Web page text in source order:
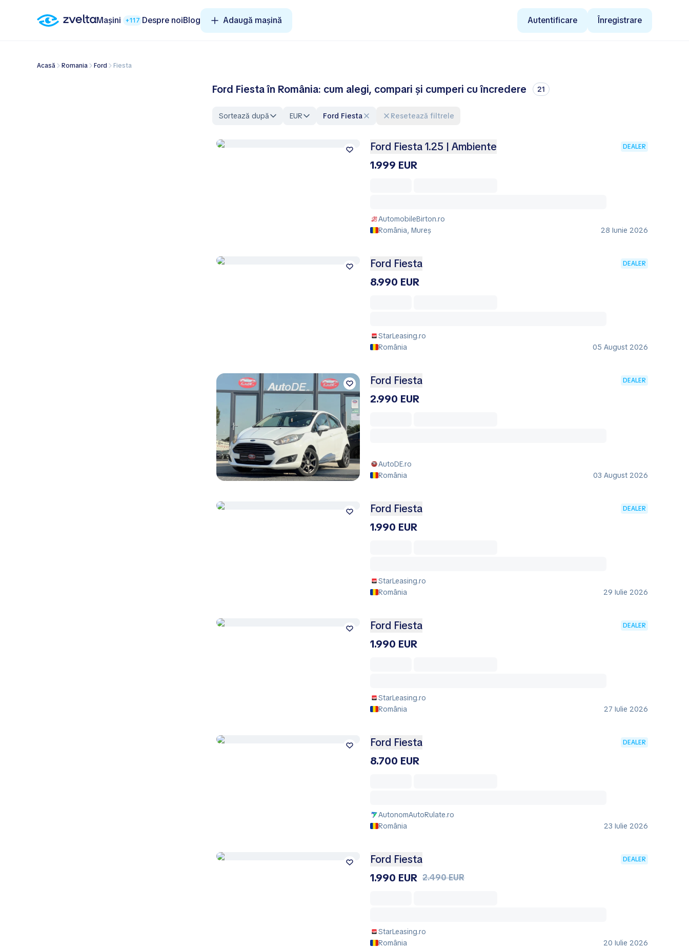
Mașini +117 Despre noiBlog Adaugă mașină Autentificare Înregistrare
Acasă Romania Ford Fiesta
Ford Fiesta în România: cum alegi, compari și cumperi cu încredere 21
Sortează după EUR Ford Fiesta Resetează filtrele
Ford Fiesta 1.25 | Ambiente DEALER
1.999 EUR
AutomobileBirton.ro
România, Mureș
28 Iunie 2026
Ford Fiesta DEALER
8.990 EUR
StarLeasing.ro
România
05 August 2026
Ford Fiesta DEALER
2.990 EUR
AutoDE.ro
România
03 August 2026
Ford Fiesta DEALER
1.990 EUR
StarLeasing.ro
România
29 Iulie 2026
Ford Fiesta DEALER
1.990 EUR
StarLeasing.ro
România
27 Iulie 2026
Ford Fiesta DEALER
8.700 EUR
AutonomAutoRulate.ro
România
23 Iulie 2026
Ford Fiesta DEALER
1.990 EUR 2.490 EUR
StarLeasing.ro
România
20 Iulie 2026